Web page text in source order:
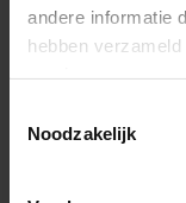
andere informatie
hebben
Noodzakelijk